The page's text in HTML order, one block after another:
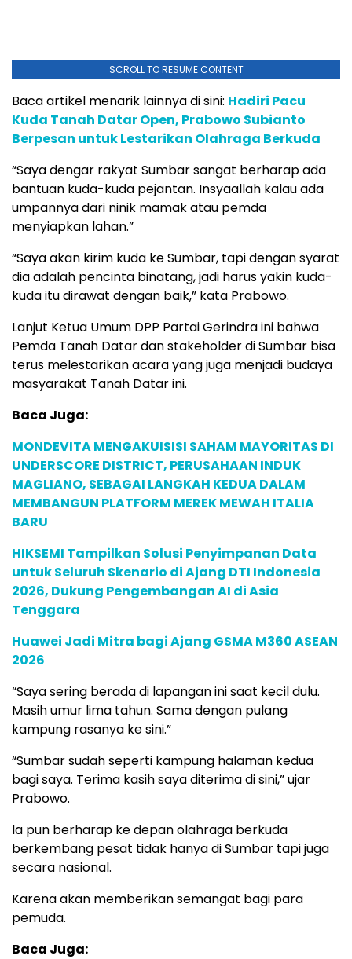
SCROLL TO RESUME CONTENT
Baca artikel menarik lainnya di sini: Hadiri Pacu
Kuda Tanah Datar Open, Prabowo Subianto
Berpesan untuk Lestarikan Olahraga Berkuda
“Saya dengar rakyat Sumbar sangat berharap ada
bantuan kuda-kuda pejantan. Insyaallah kalau ada
umpannya dari ninik mamak atau pemda
menyiapkan lahan.”
“Saya akan kirim kuda ke Sumbar, tapi dengan syarat
dia adalah pencinta binatang, jadi harus yakin kuda-
kuda itu dirawat dengan baik,” kata Prabowo.
Lanjut Ketua Umum DPP Partai Gerindra ini bahwa
Pemda Tanah Datar dan stakeholder di Sumbar bisa
terus melestarikan acara yang juga menjadi budaya
masyarakat Tanah Datar ini.
Baca Juga:
MONDEVITA MENGAKUISISI SAHAM MAYORITAS DI
UNDERSCORE DISTRICT, PERUSAHAAN INDUK
MAGLIANO, SEBAGAI LANGKAH KEDUA DALAM
MEMBANGUN PLATFORM MEREK MEWAH ITALIA
BARU
HIKSEMI Tampilkan Solusi Penyimpanan Data
untuk Seluruh Skenario di Ajang DTI Indonesia
2026, Dukung Pengembangan AI di Asia
Tenggara
Huawei Jadi Mitra bagi Ajang GSMA M360 ASEAN
2026
“Saya sering berada di lapangan ini saat kecil dulu.
Masih umur lima tahun. Sama dengan pulang
kampung rasanya ke sini.”
“Sumbar sudah seperti kampung halaman kedua
bagi saya. Terima kasih saya diterima di sini,” ujar
Prabowo.
Ia pun berharap ke depan olahraga berkuda
berkembang pesat tidak hanya di Sumbar tapi juga
secara nasional.
Karena akan memberikan semangat bagi para
pemuda.
Baca Juga: